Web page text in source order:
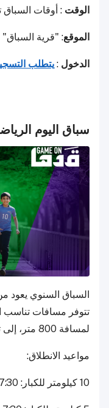
الوقت : أوقات السباق
الموقع: "قرية
الدخول : يتطلب
سباق اليوم
السباق السنوي يعود
تتوفر مسافات تناسب
لمسافة 800 متر، إلى تحدي 10 كيلومتر للكبار.
مواعيد الانطلاق:
10 كيلومتر للكبار: 7:30 صباحاً